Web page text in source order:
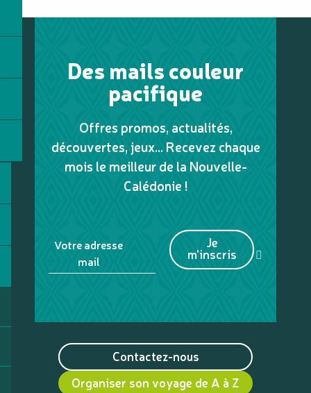
Des mails couleur
pacifique
Offres promos, actualités,
découvertes, jeux... Recevez chaque
mois le meilleur de la Nouvelle-
Calédonie !
Votre adresse
mail
Je
m'inscris
Contactez-nous
Organiser son voyage de A à Z